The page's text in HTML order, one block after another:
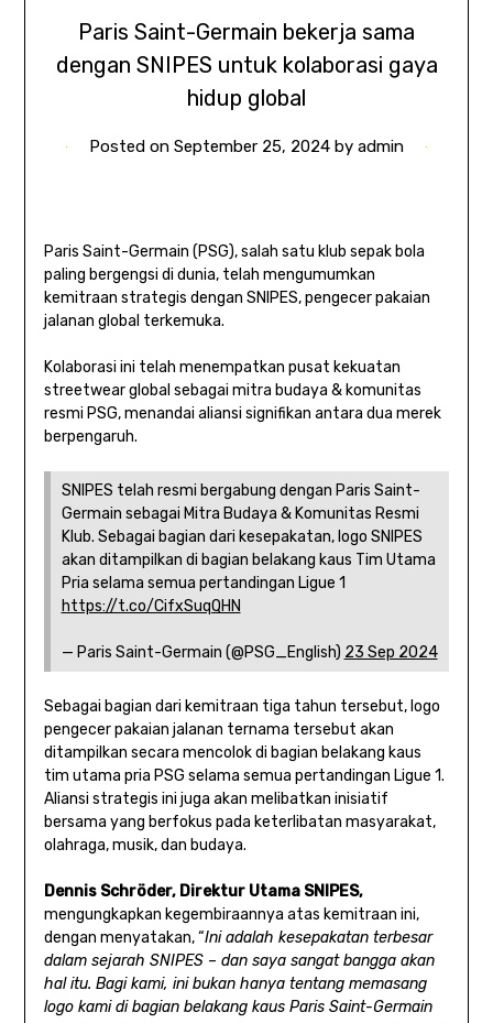
Paris Saint-Germain bekerja sama
dengan SNIPES untuk kolaborasi gaya
hidup global
Posted on September 25, 2024 by admin
Paris Saint-Germain (PSG), salah satu klub sepak bola
paling bergengsi di dunia, telah mengumumkan
kemitraan strategis dengan SNIPES, pengecer pakaian
jalanan global terkemuka.
Kolaborasi ini telah menempatkan pusat kekuatan
streetwear global sebagai mitra budaya & komunitas
resmi PSG, menandai aliansi signifikan antara dua merek
berpengaruh.
SNIPES telah resmi bergabung dengan Paris Saint-
Germain sebagai Mitra Budaya & Komunitas Resmi
Klub. Sebagai bagian dari kesepakatan, logo SNIPES
akan ditampilkan di bagian belakang kaus Tim Utama
Pria selama semua pertandingan Ligue 1
https://t.co/CifxSuqQHN
— Paris Saint-Germain (@PSG_English) 23 Sep 2024
Sebagai bagian dari kemitraan tiga tahun tersebut, logo
pengecer pakaian jalanan ternama tersebut akan
ditampilkan secara mencolok di bagian belakang kaus
tim utama pria PSG selama semua pertandingan Ligue 1.
Aliansi strategis ini juga akan melibatkan inisiatif
bersama yang berfokus pada keterlibatan masyarakat,
olahraga, musik, dan budaya.
Dennis Schröder, Direktur Utama SNIPES,
mengungkapkan kegembiraannya atas kemitraan ini,
dengan menyatakan, “Ini adalah kesepakatan terbesar
dalam sejarah SNIPES – dan saya sangat bangga akan
hal itu. Bagi kami, ini bukan hanya tentang memasang
logo kami di bagian belakang kaus Paris Saint-Germain